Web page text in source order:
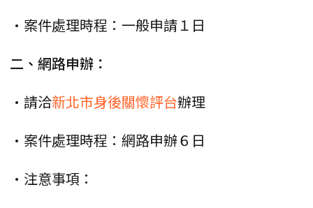
•案件處理時程：一般申請１日
二、網路申辦：
•請洽新北市身後關懷評台辦理
•案件處理時程：網路申辦６日
•注意事項：